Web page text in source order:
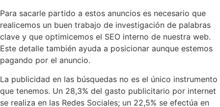
Para sacarle partido a estos anuncios es necesario que
realicemos un buen trabajo de investigación de palabras
clave y que optimicemos el SEO interno de nuestra web.
Este detalle también ayuda a posicionar aunque estemos
pagando por el anuncio.
La publicidad en las búsquedas no es el único instrumento
que tenemos. Un 28,3% del gasto publicitario por internet
se realiza en las Redes Sociales; un 22,5% se efectúa en